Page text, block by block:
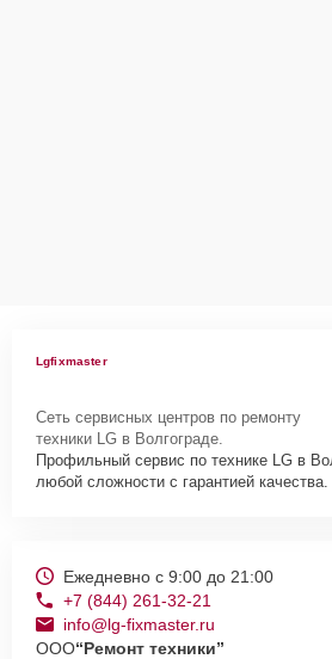
Lgfixmaster
Сеть сервисных центров по ремонту
техники LG в Волгограде.
Профильный сервис по технике LG в
любой сложности с гарантией качества.
Ежедневно с 9:00 до 21:00
+7 (844) 261-32-21
info@lg-fixmaster.ru
ООО“Ремонт техники”